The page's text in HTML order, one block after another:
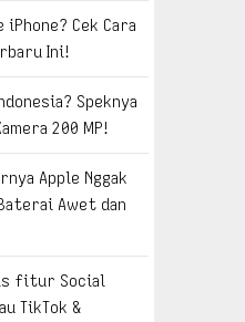
Cek Cara
Ini!
Speknya
200 MP!
Apple Nggak
Awet dan
fitur Social
TikTok &